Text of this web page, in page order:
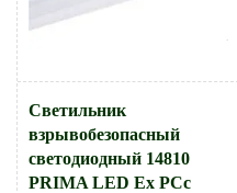
Светильник
взрывобезопасный
светодиодный 14810
PRIMA LED Ex PCc